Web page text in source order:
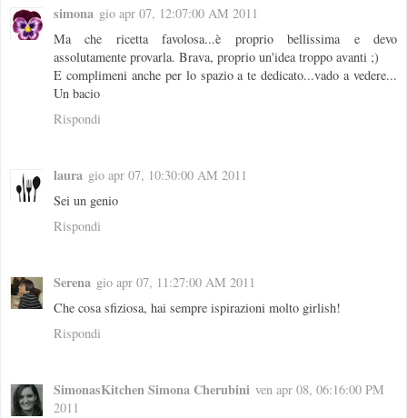
simona gio apr 07, 12:07:00 AM 2011
Ma che ricetta favolosa...è proprio bellissima e devo
assolutamente provarla. Brava, proprio un'idea troppo avanti ;)
E complimeni anche per lo spazio a te dedicato...vado a vedere...
Un bacio
Rispondi
laura gio apr 07, 10:30:00 AM 2011
Sei un genio
Rispondi
Serena gio apr 07, 11:27:00 AM 2011
Che cosa sfiziosa, hai sempre ispirazioni molto girlish!
Rispondi
SimonasKitchen Simona Cherubini ven apr 08, 06:16:00 PM
2011